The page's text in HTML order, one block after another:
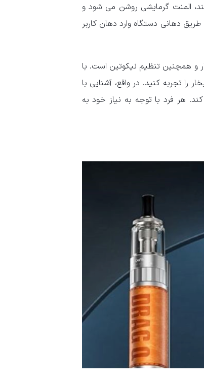
المنت گرمایشی روشن می شود و
دهانی دستگاه وارد دهان کاربر
و همچنین تنظیم نیکوتین است. با
را تجربه کنید. در واقع، آشنایی با
کند. هر فرد با توجه به نیاز خود به